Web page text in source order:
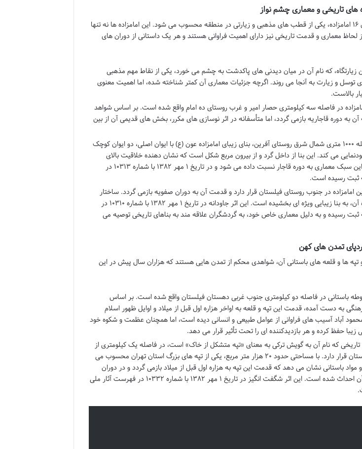
های تاریخی و معماری چشم نواز
شهرستان پاکدشت، با دارا بودن ۱۶ امامزاده، یکی از قطب های مذهبی و زیارتی در منطقه محسوب می شود. این امامزاده ها نه تنها
لحاظ معماری و قدمت تاریخی نیز دارای اهمیت فراوانی هستند و هر یک داستانی از دوران های
زیارتگاه، که نام آن در میان دیدنی های پاکدشت به چشم می خورد، یکی از نقاط مهم مذهبی
و زیارت به آنجا می روند. اگرچه جزئیات معماری آن کمتر شناخته شده، اما اهمیت معنوی
بالاست.
در فاصله سه کیلومتری حصار امیر و غرب روستای ده امام واقع شده است. بر اساس شواهد
به دوره قاجاریه بازمی گردد، اما متأسفانه در اثر نوسازی های مکرر، بخش های قدیمی آن از بین
در فاصله ۱۰۰۰ متری شمال شرق روستای آفرین، بنای زیبای امامزاده عون (ع) با ایوان اصلی، دو ایوان کوچک
می کند. این بنا از داخل گرد و از بیرون مربع شکل است که نشان دهنده خلاقیت بالای
معماران آن دوران است. این سبک معماری به دوره قاجار نسبت داده می شود و در تاریخ ۱ مهر ۱۳۸۲ با شماره ۱۰۳۱۳ در
ثبت رسیده است.
امامزاده در جنوب روستای فیلستان قرار دارد و قدمت آن به دوران صفویه بازمی گردد. ساختار
گنبدی شکل و خیره کننده آن، به بنا زیبایی ویژه ای بخشیده است. این اثر جاودانه در تاریخ ۱ مهر ۱۳۸۲ با شماره ۱۰۳۱۰ در
ثبت رسیده و به دلیل معماری خاص خود، به گردشگران علاقه مند به بناهای تاریخی توصیه می
تمدن های کهن
ها و قلعه های باستانی آن، شواهدی محکم از تمدن هایی هستند که هزاران سال پیش در این
باستانی در فاصله دو کیلومتری جنوب غربی دهستان فیلستان واقع شده است. بر اساس
به دست آمده، قدمت این تپه و قلعه به اواخر هزاره اول قبل از میلاد و اوایل ظهور اسلام
آباد آسیب های فراوانی از عوامل طبیعی و انسانی دیده است، اما همچنان عظمت و شکوه خود
زیبا حفظ کرده و هر بازدیدکننده ای را تحت تأثیر قرار می دهد.
تاریخی که نام آن به گویش ترکی به معنای «تپه متشکل از خاک» است، در فاصله یک کیلومتری از
جنوب غربی دهستان فیلستان قرار دارد. با مساحتی حدود ۲۰ هزار متر مربع، یکی از تپه های بزرگ استان تهران محسوب می
مواد باستانی نشان می دهد که قدمت این تپه به هزاره اول قبل از میلاد بازمی گردد و در دوران
اسلامی، قلعه ای بر روی آن احداث شده است. این اثر شگفت انگیز در تاریخ ۱ مهر ۱۳۸۲ با شماره ۱۰۳۳۲ در فهرست آثار ملی